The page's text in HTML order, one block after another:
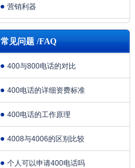
营销利器
常见问题 /FAQ
400与800电话的对比
400电话的详细资费标准
400电话的工作原理
4008与4006的区别比较
个人可以申请400电话吗